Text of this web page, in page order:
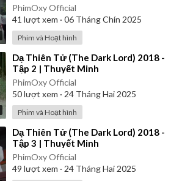
PhimOxy Official
41 lượt xem · 06 Tháng Chín 2025
Phim và Hoạt hình
⁣Dạ Thiên Tử (The Dark Lord) 2018 -
Tập 2 | Thuyết Minh
PhimOxy Official
50lượt xem · 24 Tháng Hai 2025
Phim và Hoạt hình
⁣Dạ Thiên Tử (The Dark Lord) 2018 -
Tập 3 | Thuyết Minh
PhimOxy Official
49 lượt xem · 24 Tháng Hai 2025